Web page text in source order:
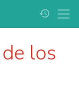
history
los